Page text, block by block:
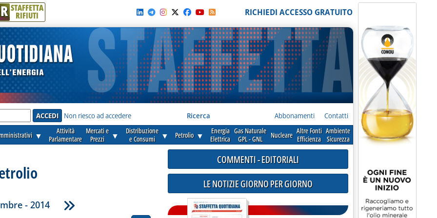
R STAFFETTA
RIFIUTI RICHIEDI ACCESSO GRATUITO
Non riesco ad accedere Ricerca Abbonamenti Contatti
▼
Attività
Parlamentare
Mercati e
Prezzi
▼
Distribuzione
e Consumi
▼ Petrolio ▼
Energia
Elettrica
Gas Naturale
GPL - GNL
Nucleare Altre Fonti
Efficienza
Ambiente
Sicurezza
- 2014
COMMENTI - EDITORIALI
LE NOTIZIE GIORNO PER GIORNO